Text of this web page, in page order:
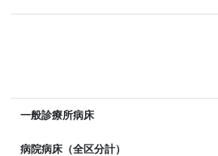
一般診療所病床
病院病床（全区分計）